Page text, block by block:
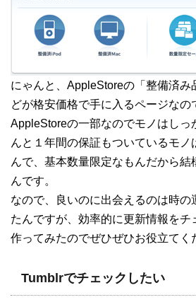
にゃんと、AppleStoreの「整備済み
どが格安価格で手に入るページなの
AppleStoreの一部なのでモノはしっ
んと１年間の保証もついているモノ
んで、基本数量限定なもんだから結
んです。
なので、良いのに出会えるのは時の
たんですが、効率的に更新情報をチ
作ってみたのでぜひぜひお役立てく
Tumblrでチェックしたい